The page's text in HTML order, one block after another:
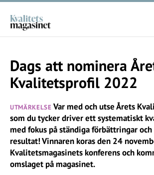
Dags att nominera
Kvalitetsprofil 2022
UTMÄRKELSE Var med och utse Årets
som du tycker driver ett systematiskt
med fokus på ständiga förbättringar
resultat! Vinnaren koras den 24
Kvalitetsmagasinets konferens och
omslaget på magasinet.